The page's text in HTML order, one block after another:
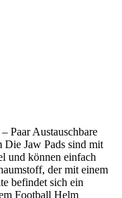
Paar Austauschbare
Jaw Pads sind mit
und können einfach
der mit einem
befindet sich ein
Football Helm